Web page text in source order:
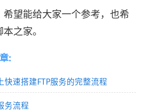
望能给大家一个参考，也希
之家。
:
快速搭建FTP服务的完整流程
务流程